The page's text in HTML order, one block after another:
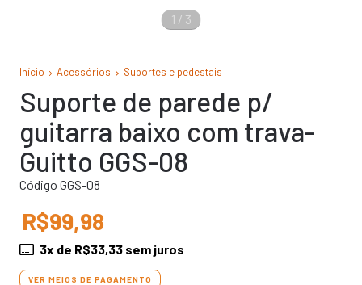
1 / 3
Início Acessórios Suportes e pedestais
Suporte de parede p/
guitarra baixo com trava-
Guitto GGS-08
Código GGS-08
R$99,98
3x de R$33,33 sem juros
VER MEIOS DE PAGAMENTO